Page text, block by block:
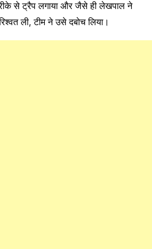
से ट्रैप लगाया और जैसे ही लेखपाल ने
ली, टीम ने उसे दबोच लिया।